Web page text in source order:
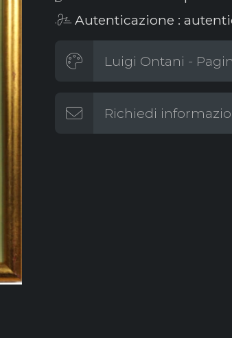
Autenticazione :
Luigi Ontani -
Richiedi